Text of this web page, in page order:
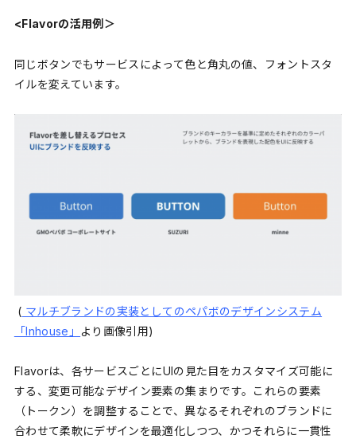
<Flavorの活用例＞
同じボタンでもサービスによって色と角丸の値、フォントスタ
イルを変えています。
( マルチブランドの実装としてのペパボのデザインシステム
「Inhouse」
より画像引用)
Flavorは、各サービスごとにUIの見た目をカスタマイズ可能に
する、変更可能なデザイン要素の集まりです。これらの要素
（トークン）を調整することで、異なるそれぞれのブランドに
合わせて柔軟にデザインを最適化しつつ、かつそれらに一貫性